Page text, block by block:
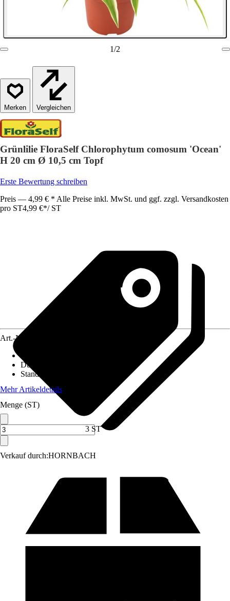
1/2
Vergleichen
Grünlilie FloraSelf Chlorophytum comosum 'Ocean'
H 20 cm Ø 10,5 cm Topf
Erste Bewertung schreiben
Preis — 4,99 € * Alle Preise inkl. MwSt. und ggf. zzgl. Versandkosten
pro ST4,99 €*/ ST
Verkauf durch:HORNBACH
Art.-Nr.
Durchmesser Kulturtopf
Standort
Mehr Artikeldetails
Menge (ST)
3 ST